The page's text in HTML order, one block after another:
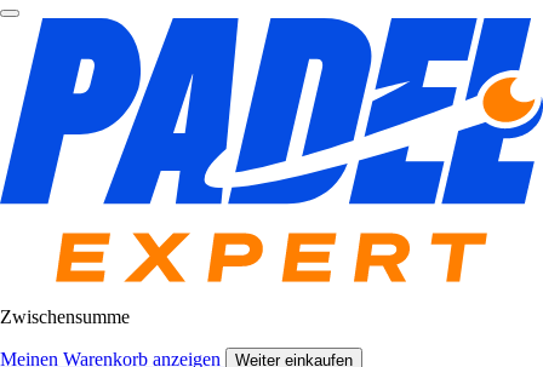
Zwischensumme
Meinen Warenkorb anzeigen Weiter einkaufen